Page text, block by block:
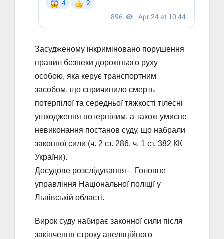
Засудженому інкриміновано порушення
правил безпеки дорожнього руху
особою, яка керує транспортним
засобом, що спричинило смерть
потерпілої та середньої тяжкості тілесні
ушкодження потерпілим, а також умисне
невиконання постанов суду, що набрали
законної сили (ч. 2 ст. 286, ч. 1 ст. 382 КК
України).
Досудове розслідування – Головне
управління Національної поліції у
Львівській області.
Вирок суду набирає законної сили після
закінчення строку апеляційного